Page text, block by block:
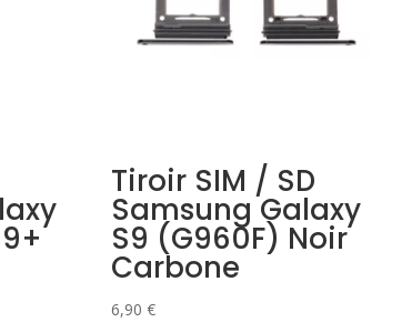
Tiroir SIM / SD
Samsung Galaxy
S9 (G960F) Noir
Carbone
6,90 €